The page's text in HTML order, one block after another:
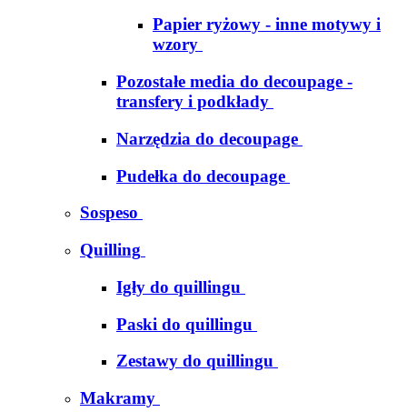
Papier ryżowy - inne motywy i
wzory
Pozostałe media do decoupage -
transfery i podkłady
Narzędzia do decoupage
Pudełka do decoupage
Sospeso
Quilling
Igły do quillingu
Paski do quillingu
Zestawy do quillingu
Makramy